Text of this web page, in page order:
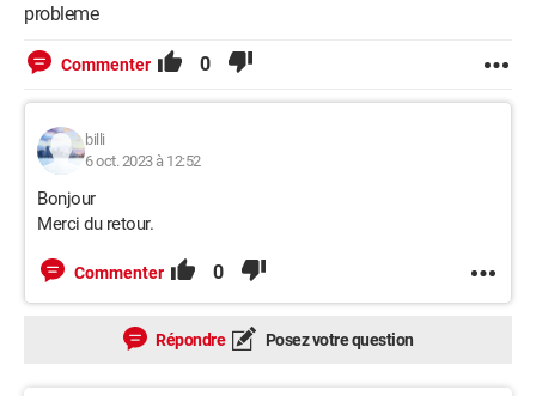
probleme
Commenter 0
billi
6 oct. 2023 à 12:52
Bonjour
Merci du retour.
Commenter 0
Répondre Posez votre question